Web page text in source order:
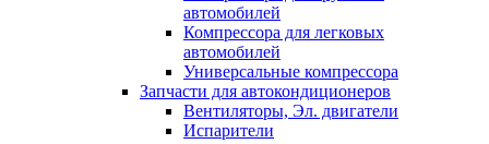
автомобилей
Компрессора для легковых
автомобилей
Универсальные компрессора
Запчасти для автокондиционеров
Вентиляторы, Эл. двигатели
Испарители